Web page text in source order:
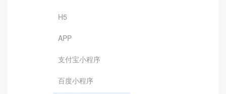
H5
APP
支付宝小程序
百度小程序